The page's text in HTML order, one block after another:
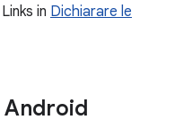
in Dichiarare le
Android